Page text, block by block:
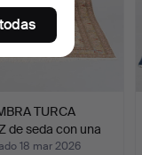
TURCA
de seda con una
18 mar 2026